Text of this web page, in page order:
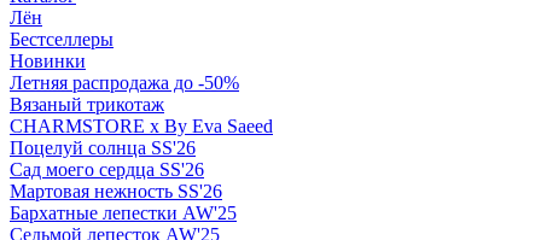
Лён
Бестселлеры
Новинки
Летняя распродажа до -50%
Вязаный трикотаж
CHARMSTORE х By Eva Saeed
Поцелуй солнца SS'26
Сад моего сердца SS'26
Мартовая нежность SS'26
Бархатные лепестки AW'25
Седьмой лепесток AW'25